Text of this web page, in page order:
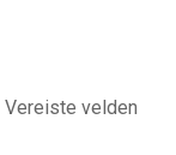
Vereiste velden